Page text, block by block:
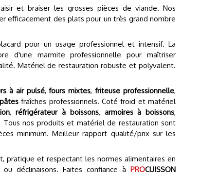
et braiser les grosses pièces de viande. Nos
efficacement des plats pour un très grand nombre
pour un usage professionnel et intensif. La
d'une marmite professionnelle pour maîtriser
Matériel de restauration robuste et polyvalent.
à air pulsé,fours mixtes,friteuse professionnelle,
fraîches professionnels. Coté froid et matériel
,réfrigérateur à boissons, armoires à boissons,
Tous nos produits et matériel de restauration sont
minimum. Meilleur rapport qualité/prix sur les
pratique et respectant les normes alimentaires en
déclinaisons. Faites confiance à PROCUISSON